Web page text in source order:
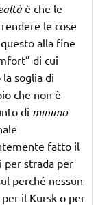
è che le
le cose
alla fine
di cui
soglia di
che non è
di minimo
fatto il
per strada per
perché nessun
il Kursk o per